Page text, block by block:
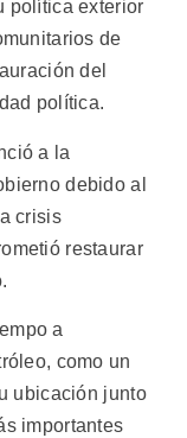
política exterior
de
del
política.
a la
debido al
crisis
restaurar
a
como un
ubicación junto
importantes